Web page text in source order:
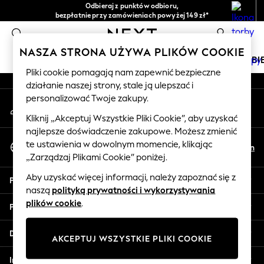
Odbieraj z punktów odbioru,
bezpłatnie przy zamówieniach powyżej 149 zł*
Łatwe zwroty*
0
HOLIDAY SHOP
Women's Holiday Shop
All Swimwear
All Beachwear
Bags & Accessories
Beach Dresses & Kaftans
Dresses
Flip Flops
Sliders
Jumpsuits & Playsuits
Sandals
Shorts
An error occurred on client
Nasze media społecznościowe
Moje konto
Zaloguj się na swoje konto
Wybierz Język
Polski
En
Pomoc
Prywatność i zasady prawne
Działy
Inne usługi
NASZA STRONA UŻYWA PLIKÓW COOKIE
Pliki cookie pomagają nam zapewnić bezpieczne
działanie naszej strony, stale ją ulepszać i
personalizować Twoje zakupy.
Kliknij „Akceptuj Wszystkie Pliki Cookie”, aby uzyskać
najlepsze doświadczenie zakupowe. Możesz zmienić
te ustawienia w dowolnym momencie, klikając
„Zarządzaj Plikami Cookie” poniżej.
Aby uzyskać więcej informacji, należy zapoznać się z
naszą polityką prywatności i wykorzystywania
plików cookie.
AKCEPTUJ WSZYSTKIE PLIKI COOKIE